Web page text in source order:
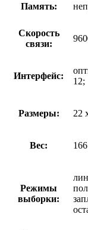
Память:
Скорость
связи:
Интерфейс:
12;
Размеры: 22
Вес:
Режимы
выборки: